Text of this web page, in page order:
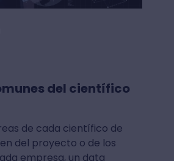
del científico
de cada científico de
del proyecto o de los
empresa, un data